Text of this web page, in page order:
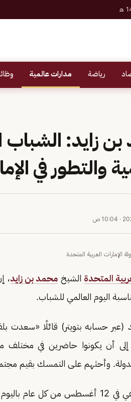
رياضة مدارات عالمية
زايد:
والتطور في
· 10:04 ص
الإمارات العربية المتحدة
المتحدة الشيخ محمد بن زايد،
اليوم العالمي للشباب.
حسابه بتويتر) قائلًا «سعدت
إلى أن يكونوا حاضرين في مختلف
الدولة. وأحثهم على التمسك بقيم
يذكر أن الأمم المتحدة تحتفي في 12